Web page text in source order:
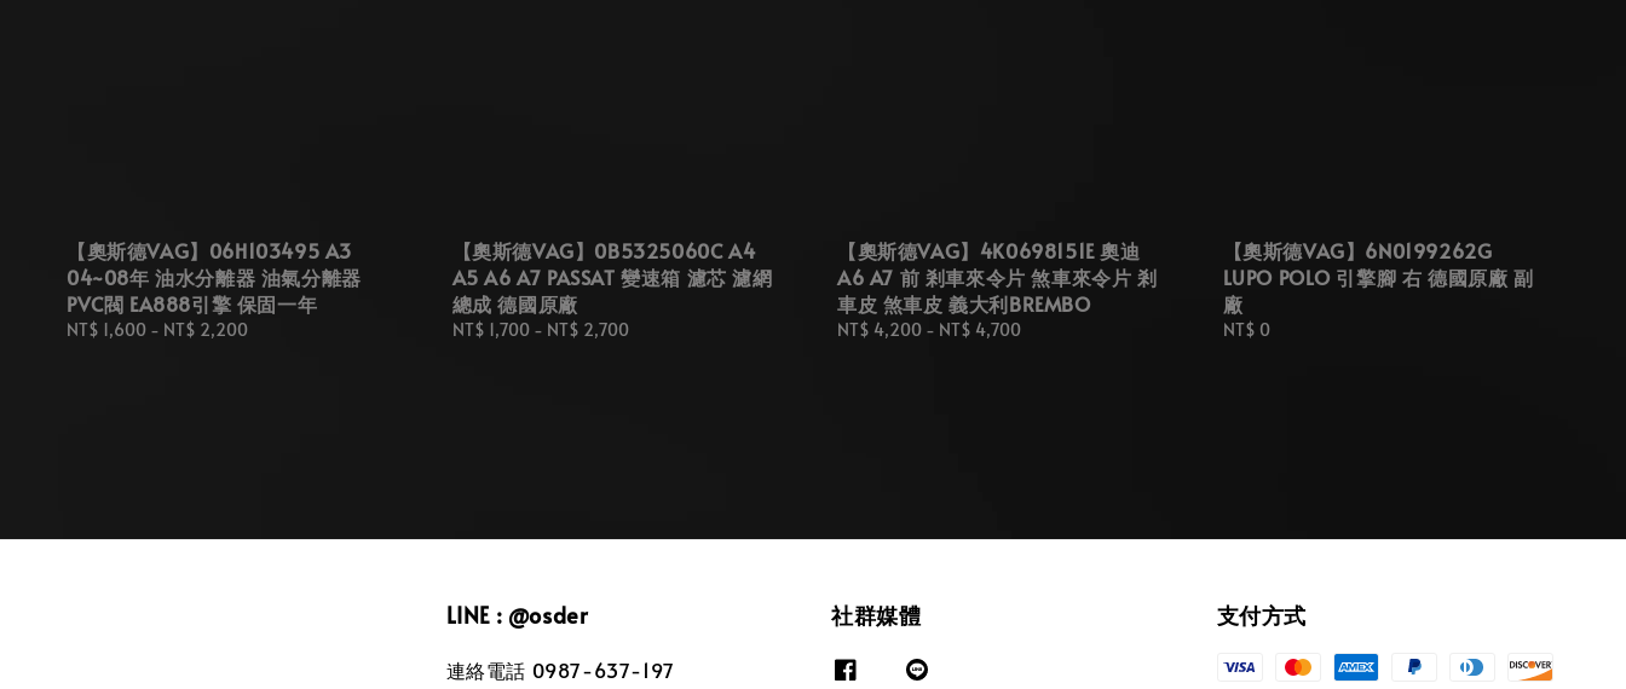
【奧斯德VAG】06H103495 A3
04~08年 油水分離器 油氣分離器
PVC閥 EA888引擎 保固一年
Regular
NT$ 1,600 - NT$ 2,200
【奧斯德VAG】0B5325060C A4
A5 A6 A7 PASSAT 變速箱 濾芯 濾網
總成 德國原廠
Regular
NT$ 1,700- NT$ 2,700
【奧斯德VAG】4K0698151E 奧迪
A6 A7 前 剎車來令片 煞車來令片 剎
車皮 煞車皮 義大利BREMBO
Regular
NT$ 4,200 - NT$ 4,700
【奧斯德VAG】6N0199262G
LUPO POLO 引擎腳 右 德國原廠 副
廠
Regular
NT$ 0
LINE : @osder
連絡電話 0987-637-197
社群媒體 支付方式